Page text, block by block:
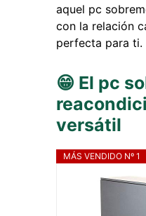
aquel pc
con la relación
perfecta para ti.
😁 El pc
versátil
MÁS VENDIDO Nº 1